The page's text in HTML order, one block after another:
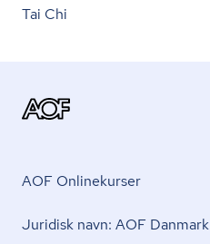
Tai Chi
AOF Onlinekurser
Juridisk navn: AOF Danmark